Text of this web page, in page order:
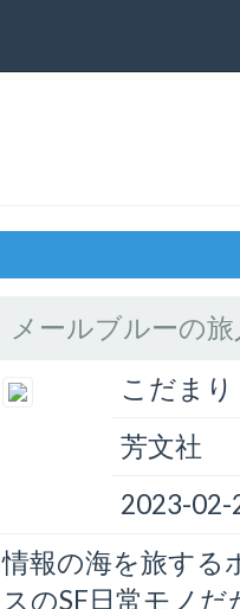
メールブルーの旅
こだまり
芳文社
2023-02-
情報の海を旅する
スのSF日常モノ